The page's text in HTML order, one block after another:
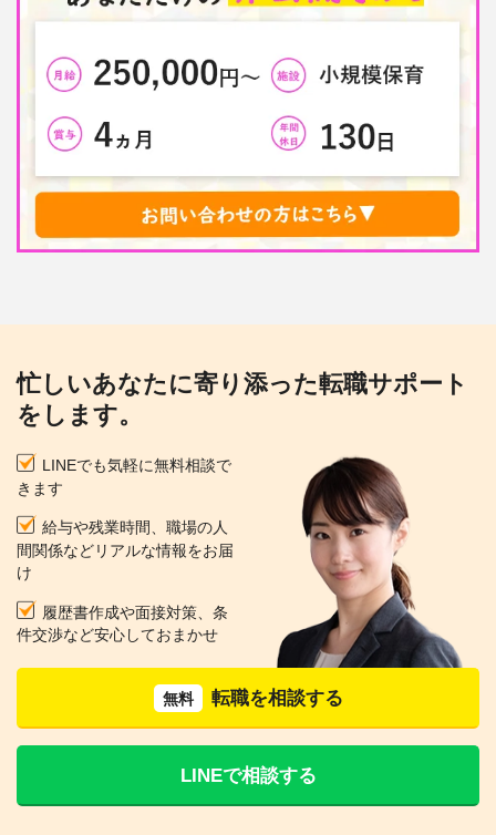
忙しいあなたに寄り添った転職サポート
をします。
LINEでも気軽に無料相談で
きます
給与や残業時間、職場の人
間関係などリアルな情報をお届
け
履歴書作成や面接対策、条
件交渉など安心しておまかせ
無料 転職を相談する
LINEで相談する